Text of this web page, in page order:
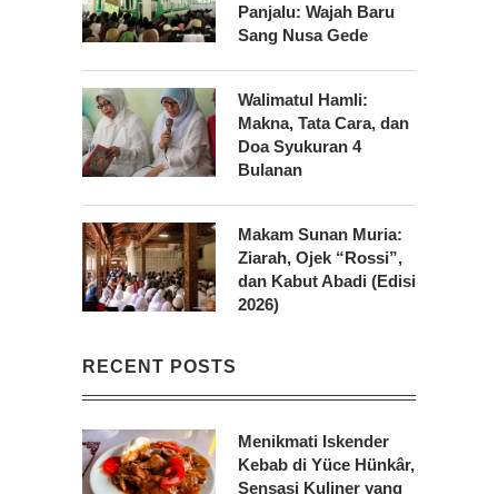
Panjalu: Wajah Baru
Sang Nusa Gede
Walimatul Hamli:
Makna, Tata Cara, dan
Doa Syukuran 4
Bulanan
Makam Sunan Muria:
Ziarah, Ojek “Rossi”,
dan Kabut Abadi (Edisi
2026)
RECENT POSTS
Menikmati Iskender
Kebab di Yüce Hünkâr,
Sensasi Kuliner yang